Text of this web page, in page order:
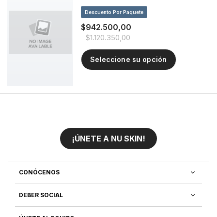
Descuento Por Paquete
$942.500,00
$1.120.350,00
Seleccione su opción
¡ÚNETE A NU SKIN!
CONÓCENOS
DEBER SOCIAL